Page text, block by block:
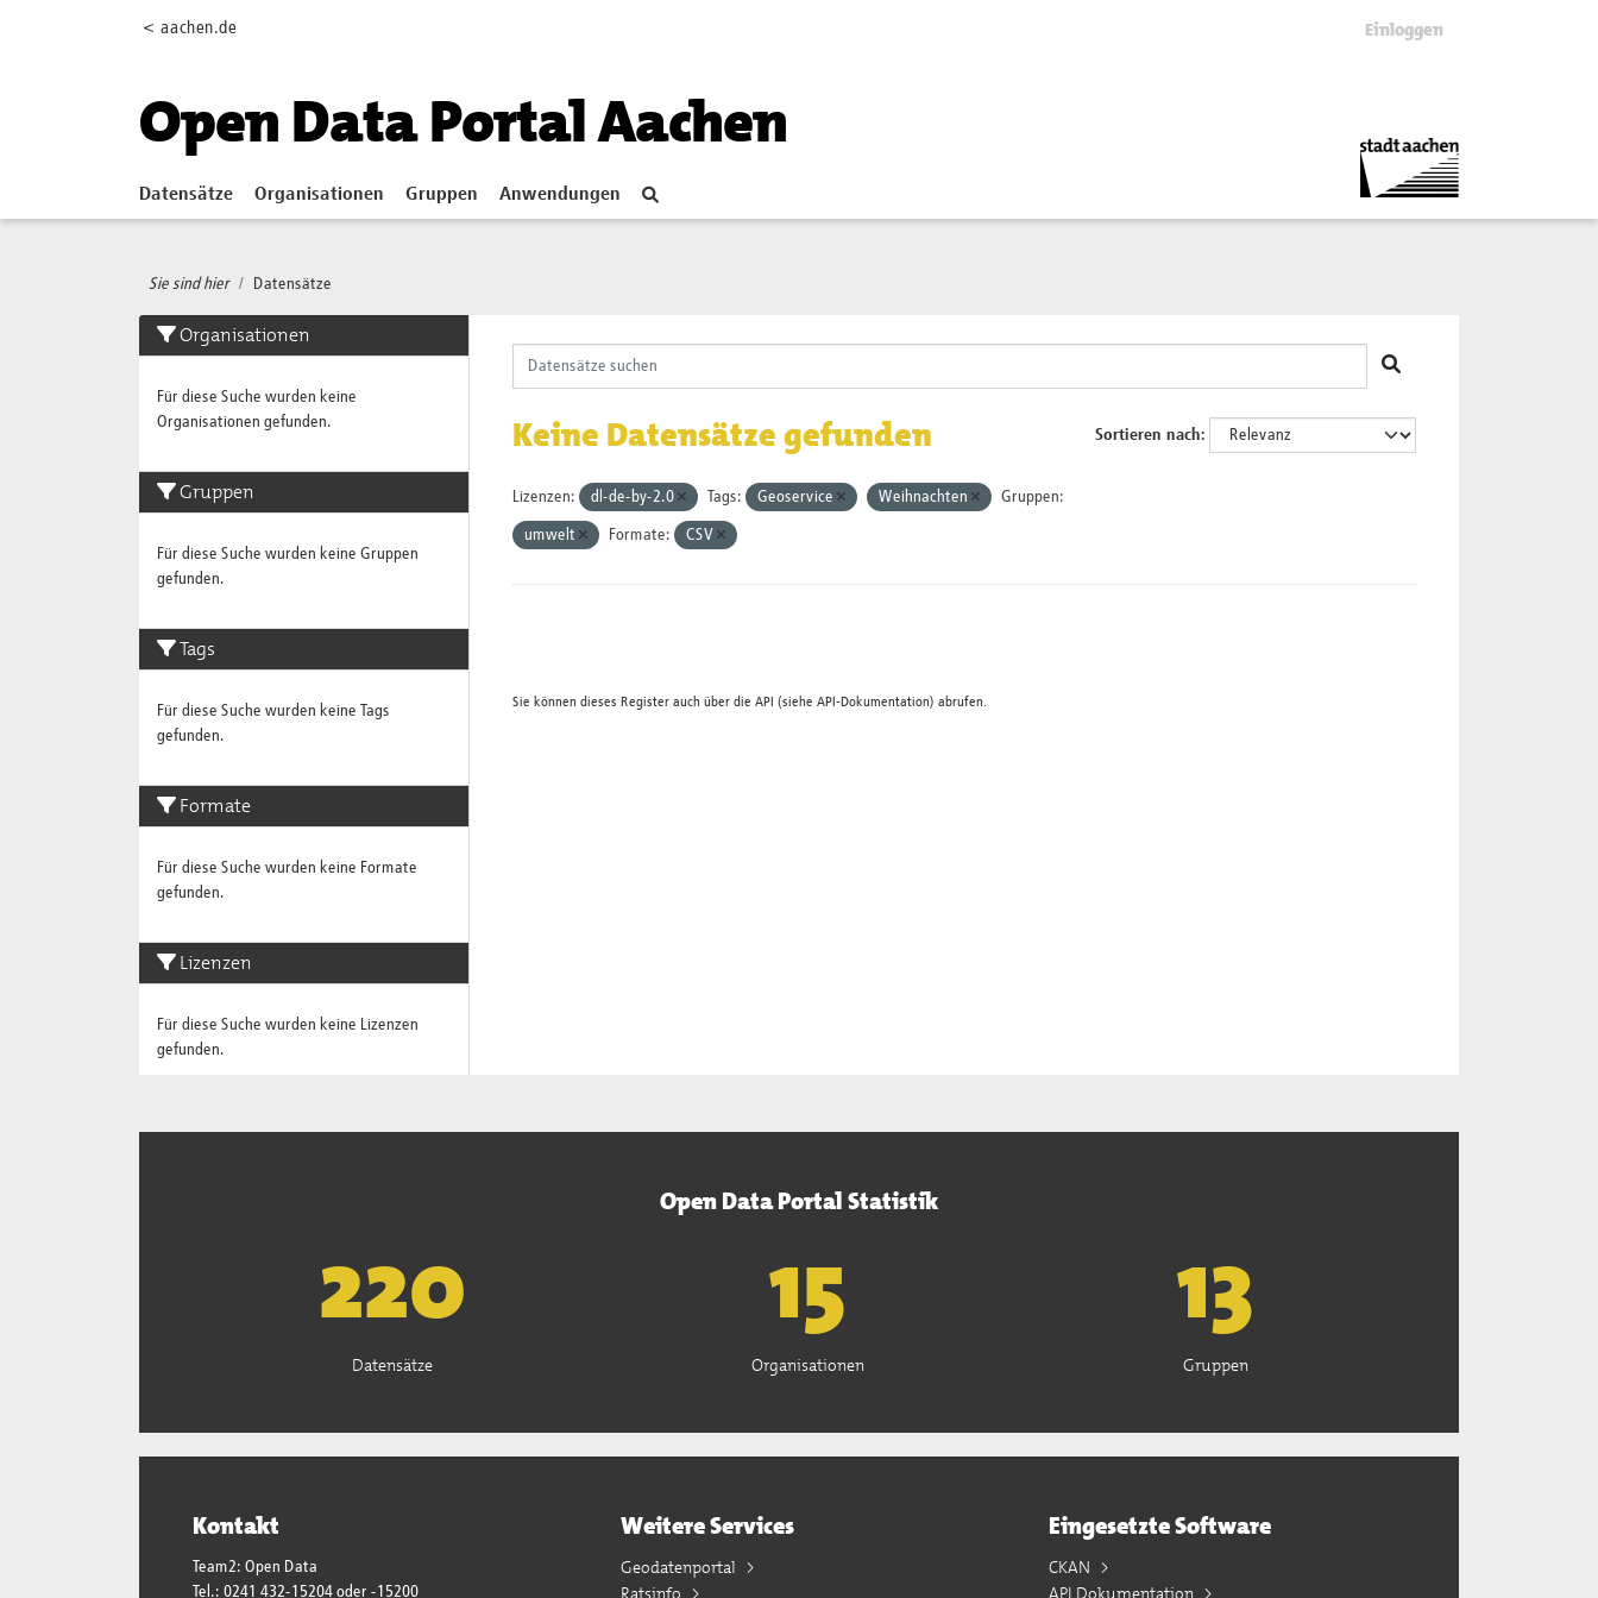
< aachen.de Einloggen
Open Data Portal Aachen
Datensätze Organisationen Gruppen Anwendungen
Sie sind hier Datensätze
Organisationen
Für diese Suche wurden keine
Organisationen gefunden.
Gruppen
Für diese Suche wurden keine Gruppen
gefunden.
Tags
Für diese Suche wurden keine Tags
gefunden.
Formate
Für diese Suche wurden keine Formate
gefunden.
Lizenzen
Für diese Suche wurden keine Lizenzen
gefunden.
Sortieren nach
Keine Datensätze gefunden
Lizenzen: dl-de-by-2.0 Tags: Geoservice Weihnachten Gruppen:
umwelt Formate: CSV
Sie können dieses Register auch über die API (siehe API-Dokumentation) abrufen.
Open Data Portal Statistik
223
Datensätze
15
Organisationen
13
Gruppen
Kontakt
Team2: Open Data
Tel.: 0241 432-15204 oder -15200
Weitere Services
Geodatenportal
Ratsinfo
Eingesetzte Software
CKAN
API Dokumentation